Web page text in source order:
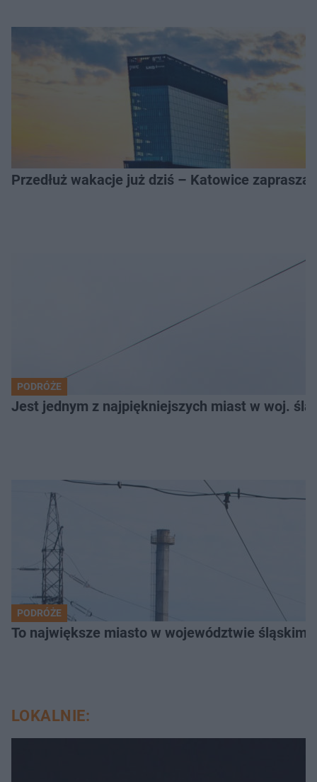
Przedłuż wakacje już dziś – Katowice
PODRÓŻE
Jest jednym z najpiękniejszych miast w woj.
PODRÓŻE
To największe miasto w województwie
LOKALNIE: